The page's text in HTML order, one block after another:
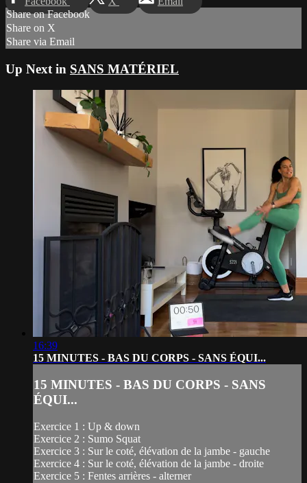
Share on Facebook
Share on X
Share via Email
Up Next in SANS MATÉRIEL
16:39
15 MINUTES - BAS DU CORPS - SANS ÉQUI...
15 MINUTES - BAS DU CORPS - SANS
ÉQUI...
Exercice 1 : Up & down
Exercice 2 : Sumo Squat
Exercice 3 : Sur le coté, élévation de la jambe - gauche
Exercice 4 : Sur le coté, élévation de la jambe - droite
Exercice 5 : Fentes arrières - alterner